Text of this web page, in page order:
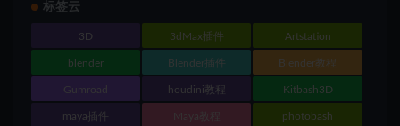
标签云
3D 3dMax插件 Artstation
blender Blender插件 Blender教程
Gumroad houdini教程 Kitbash3D
maya插件 Maya教程 photobash